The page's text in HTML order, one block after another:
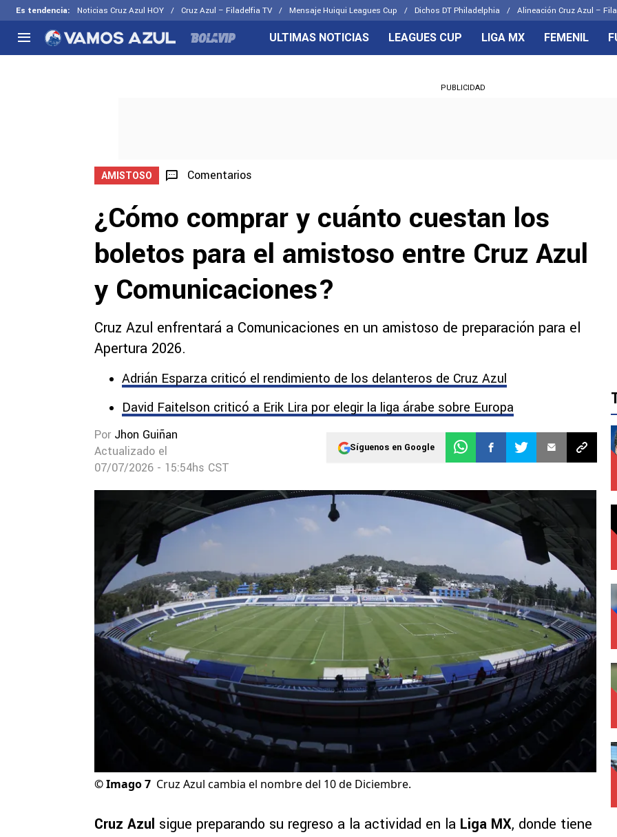
Es tendencia: Noticias Cruz Azul HOY Cruz Azul – Filadelfia TV Mensaje Huiqui Leagues Cup Dichos DT Philadelphia Alineación Cruz Azul –
Selección Mexicana
CELESTES
ULTIMAS NOTICIAS LEAGUES CUP LIGA MX FEMENIL
PUBLICIDAD
AMISTOSO Comentarios
¿Cómo comprar y cuánto cuestan los
boletos para el amistoso entre Cruz Azul
y Comunicaciones?
Cruz Azul enfrentará a Comunicaciones en un amistoso de preparación para el
Apertura 2026.
Adrián Esparza criticó el rendimiento de los delanteros de Cruz Azul
David Faitelson criticó a Erik Lira por elegir la liga árabe sobre Europa
Por Jhon Guiñan
Actualizado el
07/07/2026 - 15:54hs CST
Síguenos en Google
©Imago 7 Cruz Azul cambia el nombre del 10 de Diciembre.
Cruz Azul sigue preparando su regreso a la actividad en la Liga MX, donde tiene